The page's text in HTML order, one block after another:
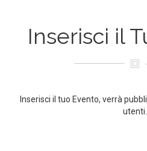
Inserisci il
Inserisci il tuo Evento, verrà
utenti.